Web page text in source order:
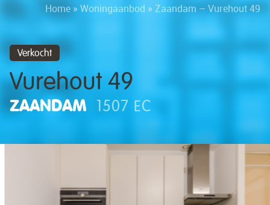
Home » Woningaanbod » Zaandam – Vurehout 49
Verkocht
Vurehout 49
ZAANDAM 1507 EC